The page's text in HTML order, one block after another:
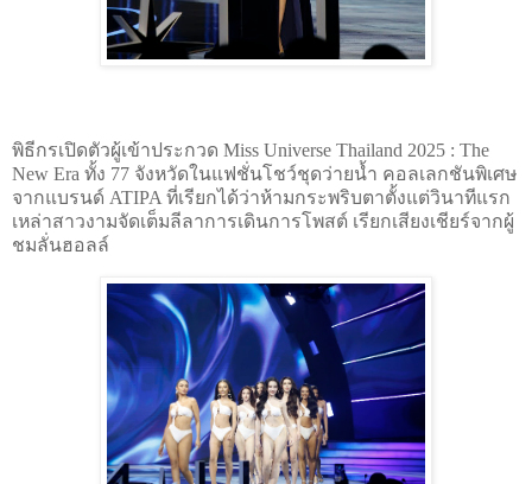
พิธีกรเปิดตัวผู้เข้าประกวด Miss Universe Thailand 2025 : The
New Era ทั้ง 77 จังหวัดในแฟชั่นโชว์ชุดว่ายน้ำ คอลเลกชันพิเศษ
จากแบรนด์ ATIPA ที่เรียกได้ว่าห้ามกระพริบตาตั้งแต่วินาทีแรก
เหล่าสาวงามจัดเต็มลีลาการเดินการโพสต์ เรียกเสียงเชียร์จากผู้
ชมลั่นฮอลล์